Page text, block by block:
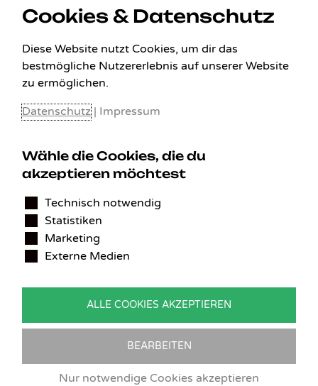
KONTAKT
Benedikt Stelzner
Autopflege Stelzner
Kohlgraben 2b
Deutschland
Tel.:09746-9308051
Cookies & Datenschutz
Diese Website nutzt Cookies, um dir das
bestmögliche Nutzererlebnis auf unserer Website
zu ermöglichen.
Datenschutz | Impressum
Wähle die Cookies, die du
akzeptieren möchtest
Technisch notwendig
Statistiken
Marketing
Externe Medien
ALLE COOKIES AKZEPTIEREN
BEARBEITEN
Nur notwendige Cookies akzeptieren